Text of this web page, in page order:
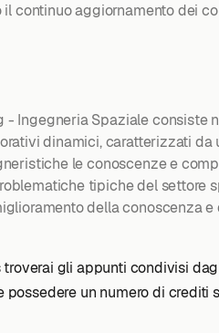
continuo aggiornamento dei
Ingegneria Spaziale
dinamici, caratterizzati
le conoscenze e
tipiche del
della conoscenza
gli appunti condivisi
possedere un numero di crediti